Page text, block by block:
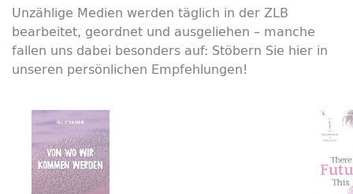
Unzählige Medien werden täglich in der ZLB
bearbeitet, geordnet und ausgeliehen – manche
fallen uns dabei besonders auf: Stöbern Sie hier in
unseren persönlichen Empfehlungen!